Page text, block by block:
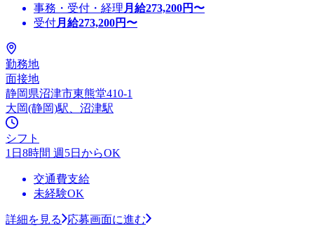
事務・受付・経理 月給273,200円〜
受付月給273,200円〜
勤務地
面接地
静岡県沼津市東熊堂410-1
大岡(静岡)駅、沼津駅
シフト
1日8時間 週5日からOK
交通費支給
未経験OK
詳細を見る 応募画面に進む